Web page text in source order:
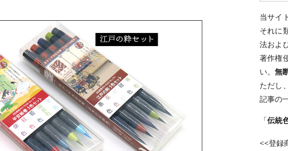
当サイ
それに
法およ
著作権
い。 無
ただし
記事の
「伝統
<<登録